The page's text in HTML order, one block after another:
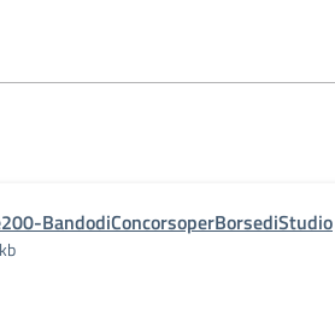
BandodiConcorsoperBorsediStudio